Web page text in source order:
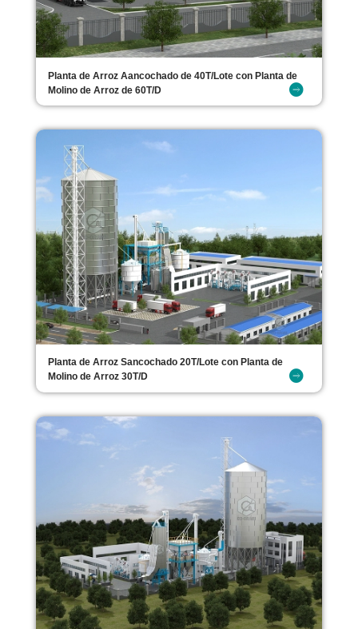
Planta de Arroz Aancochado de 40T/Lote con Planta de
Molino de Arroz de 60T/D
Planta de Arroz Sancochado 20T/Lote con Planta de
Molino de Arroz 30T/D